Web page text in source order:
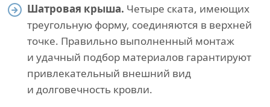
Шатровая крыша. Четыре ската, имеющих
треугольную форму, соединяются в верхней
точке. Правильно выполненный монтаж
и удачный подбор материалов гарантируют
привлекательный внешний вид
и долговечность кровли.